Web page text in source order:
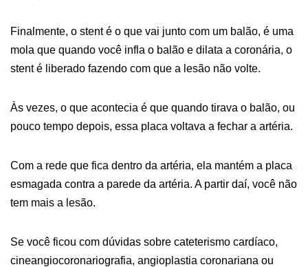
Finalmente, o stent é o que vai junto com um balão, é uma
mola que quando você infla o balão e dilata a coronária, o
stent é liberado fazendo com que a lesão não volte.
Às vezes, o que acontecia é que quando tirava o balão, ou
pouco tempo depois, essa placa voltava a fechar a artéria.
Com a rede que fica dentro da artéria, ela mantém a placa
esmagada contra a parede da artéria. A partir daí, você não
tem mais a lesão.
Se você ficou com dúvidas sobre cateterismo cardíaco,
cineangiocoronariografia, angioplastia coronariana ou